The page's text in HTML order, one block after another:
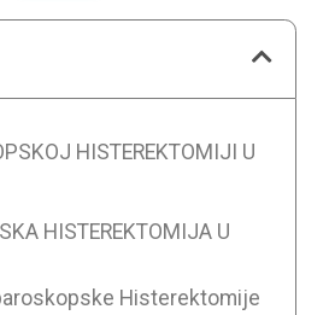
HISTEREKTOMIJI U
HISTEREKTOMIJA U
Histerektomije